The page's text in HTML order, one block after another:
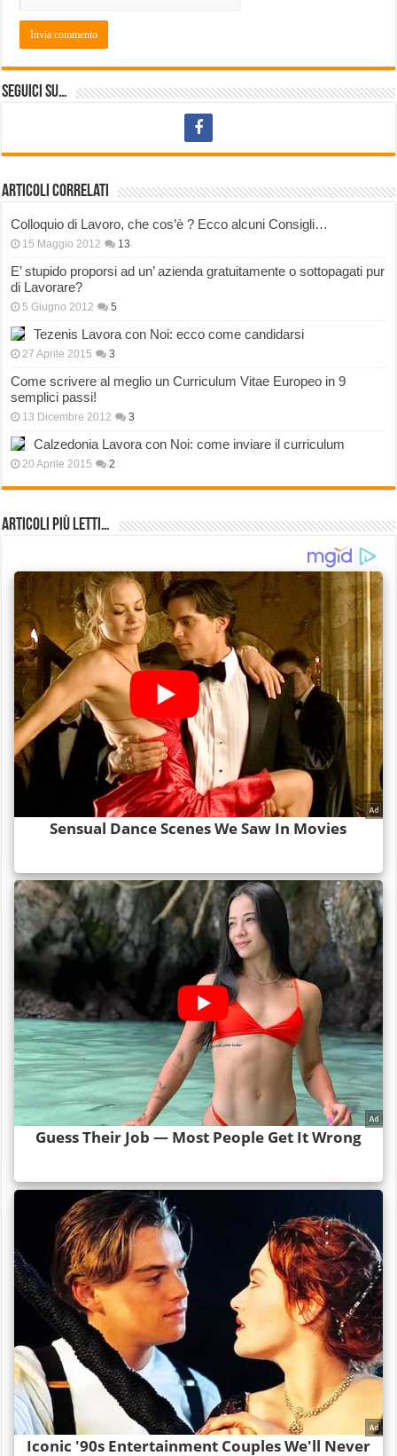
Seguici su…
Articoli correlati
Colloquio di Lavoro, che cos’è ? Ecco alcuni Consigli…
15 Maggio 2012 13
E’ stupido proporsi ad un’ azienda gratuitamente o sottopagati pur
di Lavorare?
5 Giugno 2012 5
Tezenis Lavora con Noi: ecco come candidarsi
27 Aprile 2015 3
Come scrivere al meglio un Curriculum Vitae Europeo in 9
semplici passi!
13 Dicembre 2012 3
Calzedonia Lavora con Noi: come inviare il curriculum
20 Aprile 2015 2
Articoli più Letti…